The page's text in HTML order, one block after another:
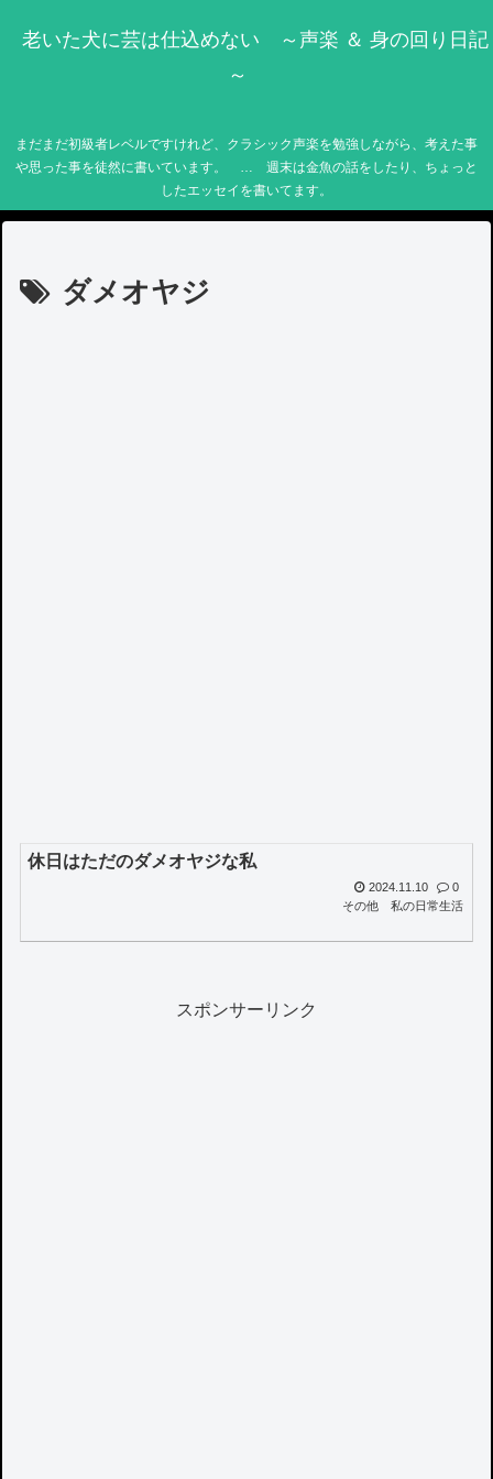
老いた犬に芸は仕込めない ～声楽 ＆ 身の回り日記
～
まだまだ初級者レベルですけれど、クラシック声楽を勉強しながら、考えた事
や思った事を徒然に書いています。 … 週末は金魚の話をしたり、ちょっと
したエッセイを書いてます。
ダメオヤジ
休日はただのダメオヤジな私
2024.11.10
0
その他
私の日常生活
スポンサーリンク